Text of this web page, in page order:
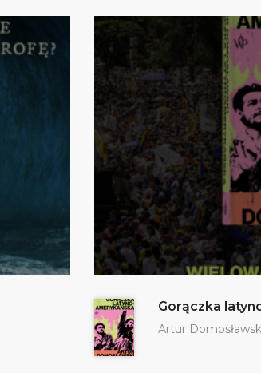
Gorączka
Artur